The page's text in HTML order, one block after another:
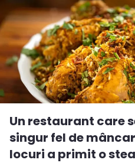
Un restaurant care
singur fel de
locuri a primit o